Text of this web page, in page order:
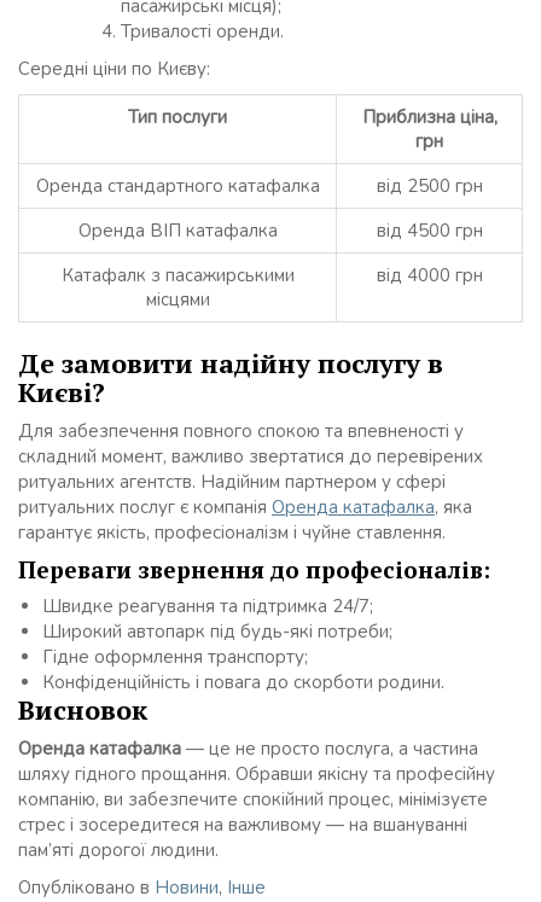
пасажирські місця);
Тривалості оренди.
Середні ціни по Києву:
Тип послуги
Приблизна ціна,
грн
Оренда стандартного катафалка
від 2500 грн
Оренда ВІП катафалка
від 4500 грн
Катафалк з пасажирськими
місцями
від 4000 грн
Де замовити надійну послугу в
Києві?
Для забезпечення повного спокою та впевненості у
складний момент, важливо звертатися до перевірених
ритуальних агентств. Надійним партнером у сфері
ритуальних послуг є компанія Оренда катафалка, яка
гарантує якість, професіоналізм і чуйне ставлення.
Переваги звернення до професіоналів:
Швидке реагування та підтримка 24/7;
Широкий автопарк під будь-які потреби;
Гідне оформлення транспорту;
Конфіденційність і повага до скорботи родини.
Висновок
Оренда катафалка — це не просто послуга, а частина
шляху гідного прощання. Обравши якісну та професійну
компанію, ви забезпечите спокійний процес, мінімізуєте
стрес і зосередитеся на важливому — на вшануванні
пам’яті дорогої людини.
Опубліковано в Новини, Інше